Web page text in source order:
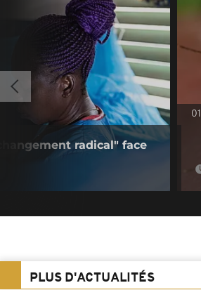
radical" face
PLUS D'ACTUALITÉS